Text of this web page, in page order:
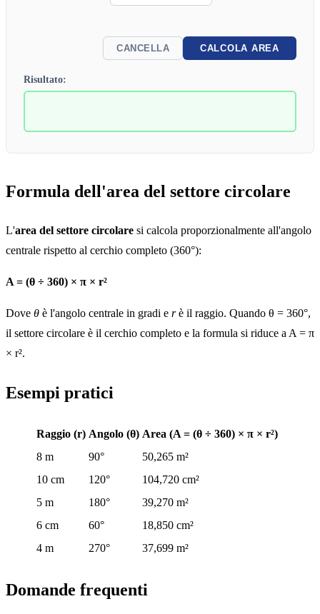
CANCELLA CALCOLA AREA
Risultato:
Formula dell'area del settore circolare
L'area del settore circolare si calcola proporzionalmente all'angolo
centrale rispetto al cerchio completo (360°):
A = (θ ÷ 360) × π × r²
Dove θ è l'angolo centrale in gradi e rè il raggio. Quando θ = 360°,
il settore circolare è il cerchio completo e la formula si riduce a A = π
× r².
Esempi pratici
Raggio (r) Angolo (θ) Area (A = (θ ÷ 360) × π × r²)
8 m
90°
50,265 m²
10 cm
120°
104,720 cm²
5 m
180°
39,270 m²
6 cm
60°
18,850 cm²
4 m
270° 37,699 m²
Domande frequenti